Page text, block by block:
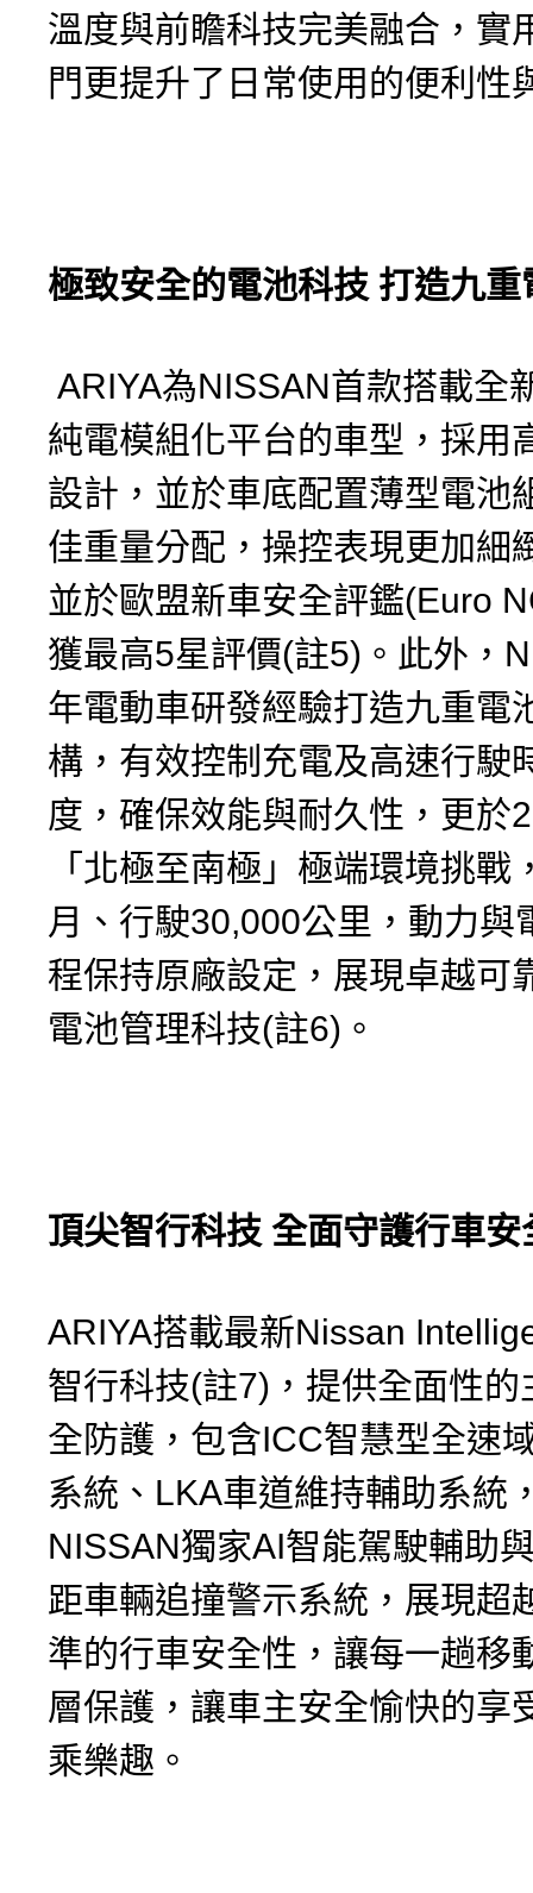
溫度與前瞻科技完美融合，實
門更提升了日常使用的便利性
極致安全的電池科技 打造九重
ARIYA為NISSAN首款搭載全
純電模組化平台的車型，採用
設計，並於車底配置薄型電池
佳重量分配，操控表現更加細
並於歐盟新車安全評鑑(Euro
獲最高5星評價(註5)。此外，
年電動車研發經驗打造九重電
構，有效控制充電及高速行駛
度，確保效能與耐久性，更於
「北極至南極」極端環境挑戰
月、行駛30,000公里，動力與
程保持原廠設定，展現卓越可
電池管理科技(註6)。
頂尖智行科技 全面守護行車安
ARIYA搭載最新Nissan
智行科技(註7)，提供全面性的
全防護，包含ICC智慧型全速
系統、LKA車道維持輔助系統
NISSAN獨家AI智能駕駛輔助
距車輛追撞警示系統，展現超
準的行車安全性，讓每一趟移
層保護，讓車主安全愉快的享
乘樂趣。